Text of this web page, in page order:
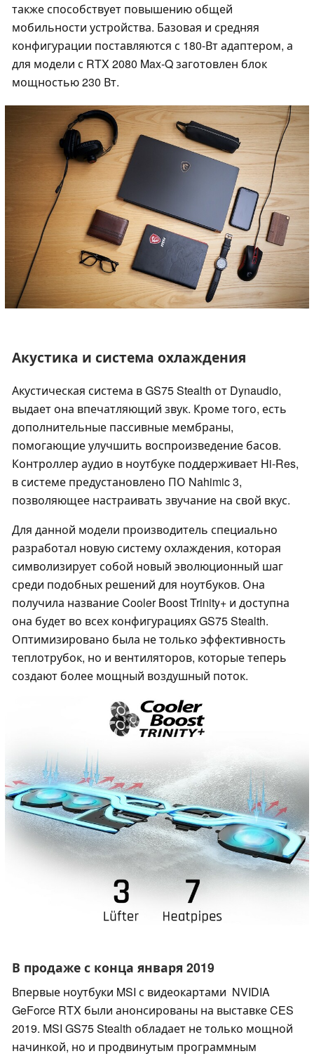
также способствует повышению общей
мобильности устройства. Базовая и средняя
конфигурации поставляются с 180-Вт адаптером, а
для модели с RTX 2080 Max-Q заготовлен блок
мощностью 230 Вт.
Акустика и система охлаждения
Акустическая система в GS75 Stealth от Dynaudio,
выдает она впечатляющий звук. Кроме того, есть
дополнительные пассивные мембраны,
помогающие улучшить воспроизведение басов.
Контроллер аудио в ноутбуке поддерживает Hi-Res,
в системе предустановлено ПО Nahimic 3,
позволяющее настраивать звучание на свой вкус.
Для данной модели производитель специально
разработал новую систему охлаждения, которая
символизирует собой новый эволюционный шаг
среди подобных решений для ноутбуков. Она
получила название Cooler Boost Trinity+ и доступна
она будет во всех конфигурациях GS75 Stealth.
Оптимизировано была не только эффективность
теплотрубок, но и вентиляторов, которые теперь
создают более мощный воздушный поток.
В продаже с конца января 2019
Впервые ноутбуки MSI с видеокартами NVIDIA
GeForce RTX были анонсированы на выставке CES
2019. MSI GS75 Stealth обладает не только мощной
начинкой, но и продвинутым программным